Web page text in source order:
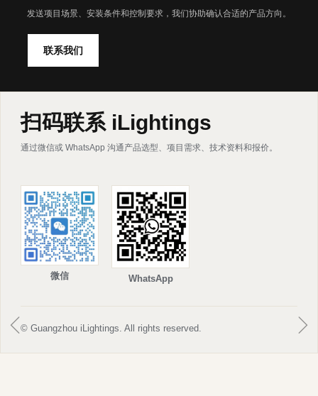
ꁆ ꁇ
发送项目场景、安装条件和控制要求，我们协助确认合适的产品方向。
联系我们
扫码联系 iLightings
通过微信或 WhatsApp 沟通产品选型、项目需求、技术资料和报价。
微信 WhatsApp
© Guangzhou iLightings. All rights reserved.